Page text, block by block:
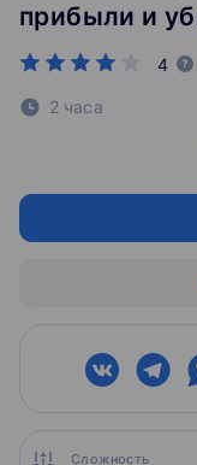
Сложность
прибыли и
4
2 часа